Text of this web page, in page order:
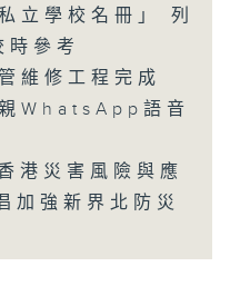
立學校名冊」 列
時參考
維修工程完成
WhatsApp語音
港災害風險與應
加強新界北防災